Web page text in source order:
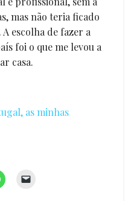
mas não teria ficado
A escolha de fazer a
foi o que me levou a
casa.
as minhas